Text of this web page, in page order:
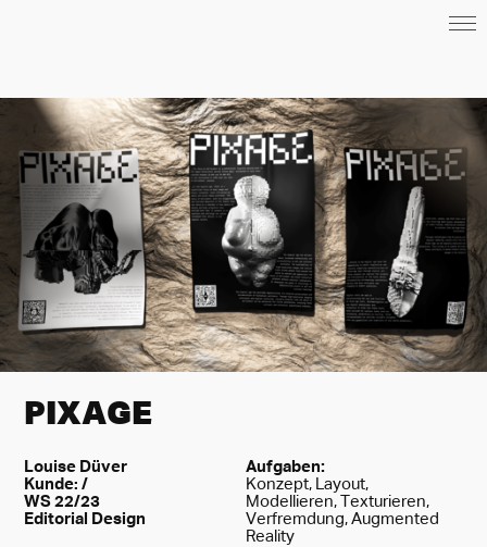
PIXAGE
Louise Düver
Kunde: /
WS 22/23
Editorial Design
Aufgaben:
Konzept, Layout,
Modellieren, Texturieren,
Verfremdung, Augmented
Reality